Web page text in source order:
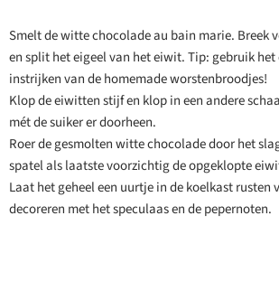
Smelt de witte chocolade au bain marie. Breek
en split het eigeel van het eiwit. Tip: gebruik
instrijken van de homemade worstenbroodjes!
Klop de eiwitten stijf en klop in een andere
mét de suiker er doorheen.
Roer de gesmolten witte chocolade door het
spatel als laatste voorzichtig de opgeklopte
Laat het geheel een uurtje in de koelkast rusten
decoreren met het speculaas en de pepernoten.